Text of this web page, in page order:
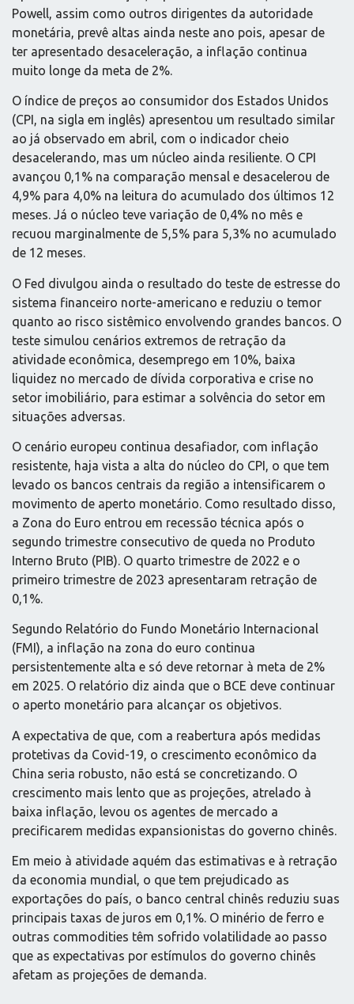
Powell, assim como outros dirigentes da autoridade
monetária, prevê altas ainda neste ano pois, apesar de
ter apresentado desaceleração, a inflação continua
muito longe da meta de 2%.
O índice de preços ao consumidor dos Estados Unidos
(CPI, na sigla em inglês) apresentou um resultado similar
ao já observado em abril, com o indicador cheio
desacelerando, mas um núcleo ainda resiliente. O CPI
avançou 0,1% na comparação mensal e desacelerou de
4,9% para 4,0% na leitura do acumulado dos últimos 12
meses. Já o núcleo teve variação de 0,4% no mês e
recuou marginalmente de 5,5% para 5,3% no acumulado
de 12 meses.
O Fed divulgou ainda o resultado do teste de estresse do
sistema financeiro norte-americano e reduziu o temor
quanto ao risco sistêmico envolvendo grandes bancos. O
teste simulou cenários extremos de retração da
atividade econômica, desemprego em 10%, baixa
liquidez no mercado de dívida corporativa e crise no
setor imobiliário, para estimar a solvência do setor em
situações adversas.
O cenário europeu continua desafiador, com inflação
resistente, haja vista a alta do núcleo do CPI, o que tem
levado os bancos centrais da região a intensificarem o
movimento de aperto monetário. Como resultado disso,
a Zona do Euro entrou em recessão técnica após o
segundo trimestre consecutivo de queda no Produto
Interno Bruto (PIB). O quarto trimestre de 2022 e o
primeiro trimestre de 2023 apresentaram retração de
0,1%.
Segundo Relatório do Fundo Monetário Internacional
(FMI), a inflação na zona do euro continua
persistentemente alta e só deve retornar à meta de 2%
em 2025. O relatório diz ainda que o BCE deve continuar
o aperto monetário para alcançar os objetivos.
A expectativa de que, com a reabertura após medidas
protetivas da Covid-19, o crescimento econômico da
China seria robusto, não está se concretizando. O
crescimento mais lento que as projeções, atrelado à
baixa inflação, levou os agentes de mercado a
precificarem medidas expansionistas do governo chinês.
Em meio à atividade aquém das estimativas e à retração
da economia mundial, o que tem prejudicado as
exportações do país, o banco central chinês reduziu suas
principais taxas de juros em 0,1%. O minério de ferro e
outras commodities têm sofrido volatilidade ao passo
que as expectativas por estímulos do governo chinês
afetam as projeções de demanda.